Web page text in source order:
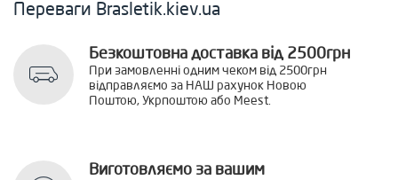
Переваги Brasletik.kiev.ua
Безкоштовна доставка від 2500грн
При замовленні одним чеком від 2500грн
відправляємо за НАШ рахунок Новою
Поштою, Укрпоштою або Meest.
Виготовляємо за вашим